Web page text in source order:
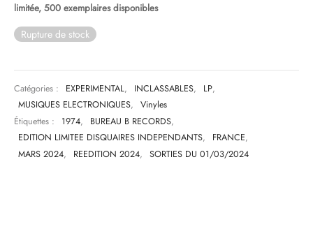
limitée, 500 exemplaires disponibles
Rupture de stock
Catégories : EXPERIMENTAL, INCLASSABLES, LP,
MUSIQUES ELECTRONIQUES,
Vinyles
Étiquettes :
1974, BUREAU B RECORDS,
EDITION LIMITEE DISQUAIRES INDEPENDANTS, FRANCE,
MARS 2024, REEDITION 2024, SORTIES DU 01/03/2024